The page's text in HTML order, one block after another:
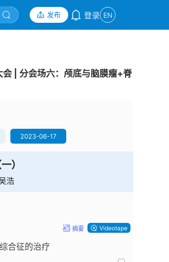
发布 登录 EN
| 分会场六：颅底与脑膜瘤+脊
2023-06-17
）
浩
合征的治疗
摘要 Videotape